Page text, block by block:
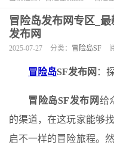
冒险岛发布网专区_
发布网
2025-07-27 分类： 冒险岛SF
冒险岛SF发布网 ：
冒险岛SF发布网给
的渠道，在这玩家能够
启不一样的冒险旅程。